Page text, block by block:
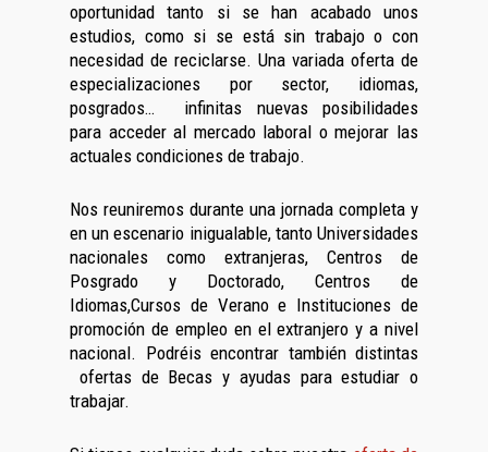
oportunidad tanto si se han acabado unos
estudios, como si se está sin trabajo o con
necesidad de reciclarse. Una variada oferta de
especializaciones por sector, idiomas,
posgrados… infinitas nuevas posibilidades
para acceder al mercado laboral o mejorar las
actuales condiciones de trabajo.
Nos reuniremos durante una jornada completa y
en un escenario inigualable, tanto Universidades
nacionales como extranjeras, Centros de
Posgrado y Doctorado, Centros de
Idiomas,Cursos de Verano e Instituciones de
promoción de empleo en el extranjero y a nivel
nacional. Podréis encontrar también distintas
ofertas de Becas y ayudas para estudiar o
trabajar.